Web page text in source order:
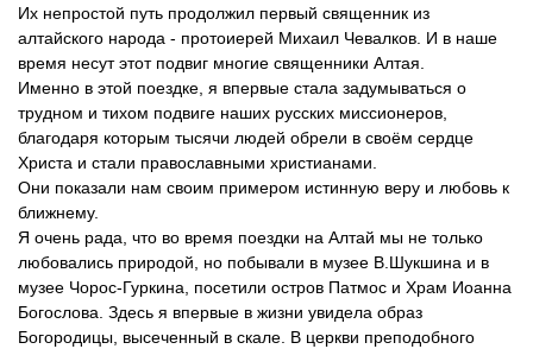
Их непростой путь продолжил первый священник из
алтайского народа - протоиерей Михаил Чевалков. И в наше
время несут этот подвиг многие священники Алтая.
Именно в этой поездке, я впервые стала задумываться о
трудном и тихом подвиге наших русских миссионеров,
благодаря которым тысячи людей обрели в своём сердце
Христа и стали православными христианами.
Они показали нам своим примером истинную веру и любовь к
ближнему.
Я очень рада, что во время поездки на Алтай мы не только
любовались природой, но побывали в музее В.Шукшина и в
музее Чорос-Гуркина, посетили остров Патмос и Храм Иоанна
Богослова. Здесь я впервые в жизни увидела образ
Богородицы, высеченный в скале. В церкви преподобного